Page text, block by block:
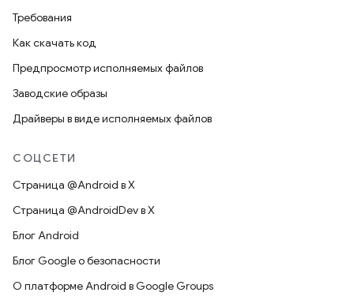
Требования
Как скачать код
Предпросмотр исполняемых файлов
Заводские образы
Драйверы в виде исполняемых файлов
СОЦСЕТИ
Страница @Android в X
Страница @AndroidDev в X
Блог Android
Блог Google о безопасности
О платформе Android в Google Groups